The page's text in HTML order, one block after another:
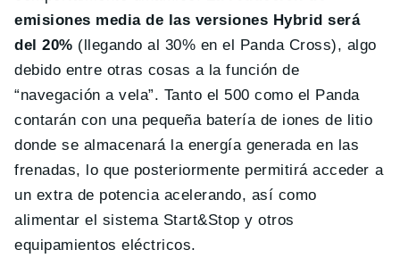
emisiones media de las versiones Hybrid será
del 20% (llegando al 30% en el Panda Cross), algo
debido entre otras cosas a la función de
“navegación a vela”. Tanto el 500 como el Panda
contarán con una pequeña batería de iones de litio
donde se almacenará la energía generada en las
frenadas, lo que posteriormente permitirá acceder a
un extra de potencia acelerando, así como
alimentar el sistema Start&Stop y otros
equipamientos eléctricos.